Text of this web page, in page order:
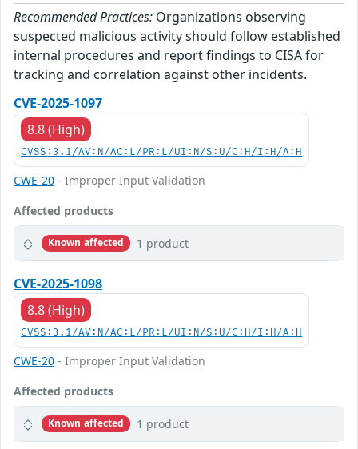
Recommended Practices: Organizations observing
suspected malicious activity should follow established
internal procedures and report findings to CISA for
tracking and correlation against other incidents.
CVE-2025-1097
8.8 (High)
CVSS:3.1/AV:N/AC:L/PR:L/UI:N/S:U/C:H/I:H/A:H
CWE-20 - Improper Input Validation
Affected products
Known affected 1 product
CVE-2025-1098
8.8 (High)
CVSS:3.1/AV:N/AC:L/PR:L/UI:N/S:U/C:H/I:H/A:H
CWE-20 - Improper Input Validation
Affected products
Known affected 1 product